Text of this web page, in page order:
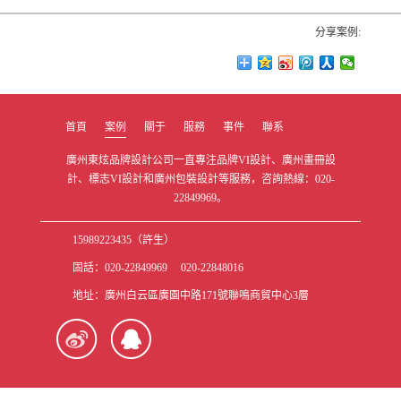
分享案例:
首頁 案例 關于 服務 事件 聯系
廣州東炫品牌設計公司一直專注品牌VI設計、廣州畫冊設
計、標志VI設計和廣州包裝設計等服務，咨詢熱線：020-
22849969。
15989223435（許生）
固話：020-22849969 020-22848016
地址：廣州白云區廣園中路171號聯鳴商貿中心3層